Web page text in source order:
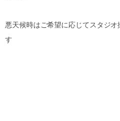
悪天候時はご希望に応じてスタジ
す